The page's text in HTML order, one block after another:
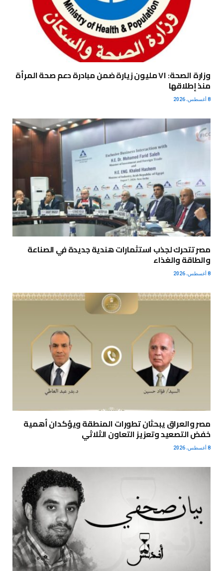
وزارة الصحة: ٧١ مليون زيارة ضمن مبادرة دعم صحة المرأة
منذ إطلاقها
8 أغسطس، 2026
مصر تتحرك لجذب استثمارات هندية جديدة في الصناعة
والطاقة والغذاء
8 أغسطس، 2026
مصر والعراق يبحثان تطورات المنطقة ويؤكدان أهمية
خفض التصعيد وتعزيز التعاون الثلاثي
8 أغسطس، 2026